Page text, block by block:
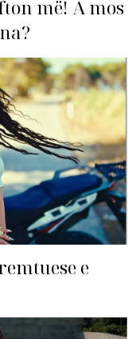
më! A mos
e